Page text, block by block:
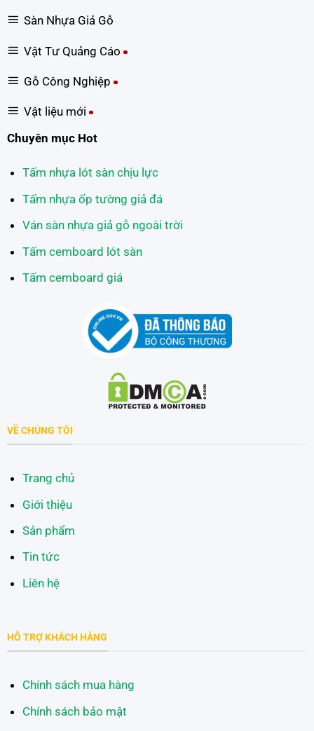
Sàn Nhựa Giả Gỗ
Vật Tư Quảng Cáo
Gỗ Công Nghiệp
Vật liệu mới
Chuyên mục Hot
Tấm nhựa lót sàn chịu lực
Tấm nhựa ốp tường giả đá
Ván sàn nhựa giả gỗ ngoài trời
Tấm cemboard lót sàn
Tấm cemboard giá
VỀ CHÚNG TÔI
Trang chủ
Giới thiệu
Sản phẩm
Tin tức
Liên hệ
HỖ TRỢ KHÁCH HÀNG
Chính sách mua hàng
Chính sách bảo mật